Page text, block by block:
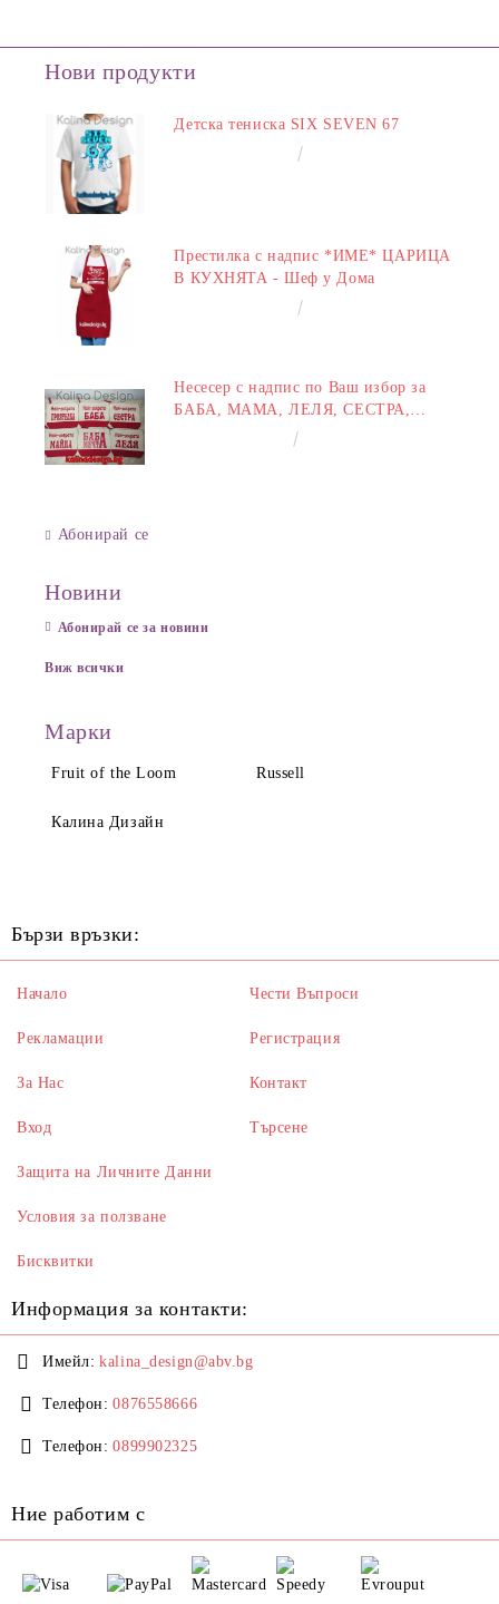
Нови продукти
Детска тениска SIX SEVEN 67
Престилка с надпис *ИМЕ* ЦАРИЦА
В КУХНЯТА - Шеф у Дома
Несесер с надпис по Ваш избор за
БАБА, МАМА, ЛЕЛЯ, СЕСТРА,
Абонирай се
Новини
Абонирай се за новини
Виж всички
Марки
Fruit of the Loom Russell
Калина Дизайн
Бързи връзки:
Начало
Рекламации
За Нас
Вход
Чести Въпроси
Регистрация
Контакт
Търсене
Защита на Личните Данни
Условия за ползване
Бисквитки
Информация за контакти:
Имейл: kalina_design@abv.bg
Телефон: 0876558666
Телефон: 0899902325
Ние работим с